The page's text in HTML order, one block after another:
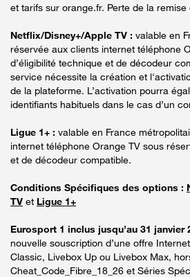
et tarifs sur orange.fr. Perte de la
Netflix/Disney+/Apple TV : valable en
réservée aux clients internet téléphone
d’éligibilité technique et de décodeur
service nécessite la création et
de la plateforme. L’activation pourra
identifiants habituels dans le cas d’un
Ligue 1+ : valable en France
internet téléphone Orange TV sous
et de décodeur compatible.
Conditions Spécifiques des options :
TV et Ligue 1+
Eurosport 1 inclus jusqu’au 31 janvier
nouvelle souscription d’une offre
Classic, Livebox Up ou Livebox Max,
Cheat_Code_Fibre_18_26 et Séries